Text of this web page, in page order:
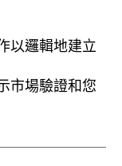
以邏輯地建立
市場驗證和您